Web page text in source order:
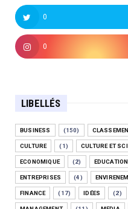
0
0
LIBELLÉS
BUSINESS (150)
CULTURE (1) CULTURE ET
ECONOMIQUE (2) EDUCATION
ENTREPRISES (4)
FINANCE (17) IDÉES (2)